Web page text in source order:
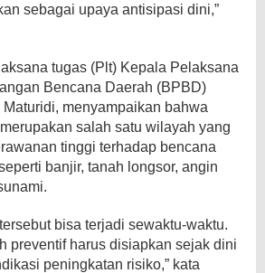
sebagai upaya antisipasi dini,”
tugas (Plt) Kepala Pelaksana
Bencana Daerah (BPBD)
Maturidi, menyampaikan bahwa
salah satu wilayah yang
tinggi terhadap bencana
banjir, tanah longsor, angin
bisa terjadi sewaktu-waktu.
preventif harus disiapkan sejak dini
peningkatan risiko,” kata